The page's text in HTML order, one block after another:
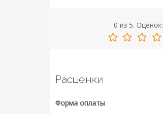
0 из 5. Оценок:
Расценки
Форма оплаты